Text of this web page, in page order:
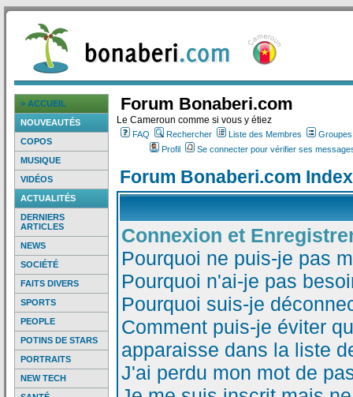
> ACCUEIL
NOUVEAUTÉS
COPOS
MUSIQUE
VIDÉOS
ACTUALITÉS
DERNIERS
ARTICLES
NEWS
SOCIÉTÉ
FAITS DIVERS
SPORTS
PEOPLE
POTINS DE STARS
PORTRAITS
NEW TECH
Forum Bonaberi.com
Le Cameroun comme si vous y étiez
FAQ Rechercher Liste des Membres
Profil
Se connecter pour vérifier ses
Forum Bonaberi.com
Connexion et
Pourquoi ne puis-je pas
Pourquoi n'ai-je pas
Pourquoi suis-je
Comment puis-je éviter
apparaisse dans la liste
J'ai perdu mon mot de